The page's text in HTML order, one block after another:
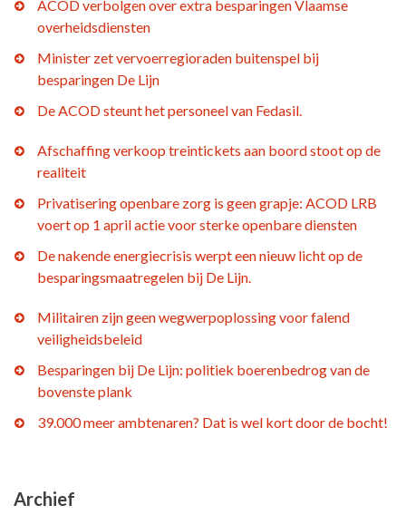
ACOD verbolgen over extra besparingen Vlaamse
overheidsdiensten
Minister zet vervoerregioraden buitenspel bij
besparingen De Lijn
De ACOD steunt het personeel van Fedasil.
Afschaffing verkoop treintickets aan boord stoot op de
realiteit
Privatisering openbare zorg is geen grapje: ACOD LRB
voert op 1 april actie voor sterke openbare diensten
De nakende energiecrisis werpt een nieuw licht op de
besparingsmaatregelen bij De Lijn.
Militairen zijn geen wegwerpoplossing voor falend
veiligheidsbeleid
Besparingen bij De Lijn: politiek boerenbedrog van de
bovenste plank
39.000 meer ambtenaren? Dat is wel kort door de bocht!
Archief